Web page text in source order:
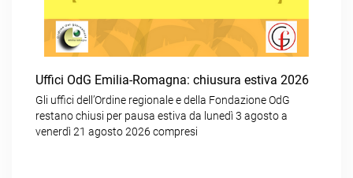
Uffici OdG Emilia-Romagna: chiusura estiva 2026
Gli uffici dell’Ordine regionale e della Fondazione OdG
restano chiusi per pausa estiva da lunedì 3 agosto a
venerdì 21 agosto 2026 compresi